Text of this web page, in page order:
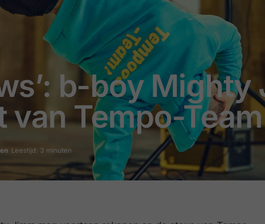
b-boy Mighty
Tempo-Team
Leestijd: 3 minuten